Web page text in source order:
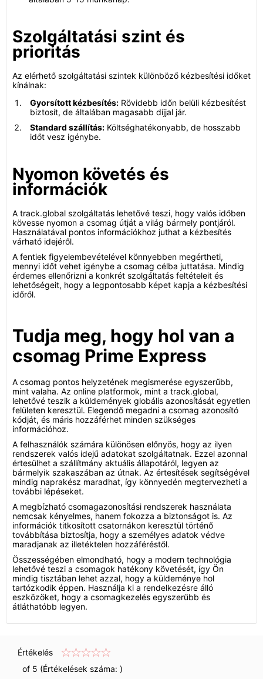
Szolgáltatási szint és
prioritás
Az elérhető szolgáltatási szintek különböző kézbesítési időket
kínálnak:
Gyorsított kézbesítés: Rövidebb időn belüli kézbesítést
biztosít, de általában magasabb díjjal jár.
Standard szállítás: Költséghatékonyabb, de hosszabb
időt vesz igénybe.
Nyomon követés és
információk
A track.global szolgáltatás lehetővé teszi, hogy valós időben
kövesse nyomon a csomag útját a világ bármely pontjáról.
Használatával pontos információkhoz juthat a kézbesítés
várható idejéről.
A fentiek figyelembevételével könnyebben megértheti,
mennyi időt vehet igénybe a csomag célba juttatása. Mindig
érdemes ellenőrizni a konkrét szolgáltatás feltételeit és
lehetőségeit, hogy a legpontosabb képet kapja a kézbesítési
időről.
Tudja meg, hogy hol van a
csomag Prime Express
A csomag pontos helyzetének megismerése egyszerűbb,
mint valaha. Az online platformok, mint a track.global,
lehetővé teszik a küldemények globális azonosítását egyetlen
felületen keresztül. Elegendő megadni a csomag azonosító
kódját, és máris hozzáférhet minden szükséges
információhoz.
A felhasználók számára különösen előnyös, hogy az ilyen
rendszerek valós idejű adatokat szolgáltatnak. Ezzel azonnal
értesülhet a szállítmány aktuális állapotáról, legyen az
bármelyik szakaszában az útnak. Az értesítések segítségével
mindig naprakész maradhat, így könnyedén megtervezheti a
további lépéseket.
A megbízható csomagazonosítási rendszerek használata
nemcsak kényelmes, hanem fokozza a biztonságot is. Az
információk titkosított csatornákon keresztül történő
továbbítása biztosítja, hogy a személyes adatok védve
maradjanak az illetéktelen hozzáféréstől.
Összességében elmondható, hogy a modern technológia
lehetővé teszi a csomagok hatékony követését, így Ön
mindig tisztában lehet azzal, hogy a küldeménye hol
tartózkodik éppen. Használja ki a rendelkezésre álló
eszközöket, hogy a csomagkezelés egyszerűbb és
átláthatóbb legyen.
Értékelés
of 5 (Értékelések száma: )